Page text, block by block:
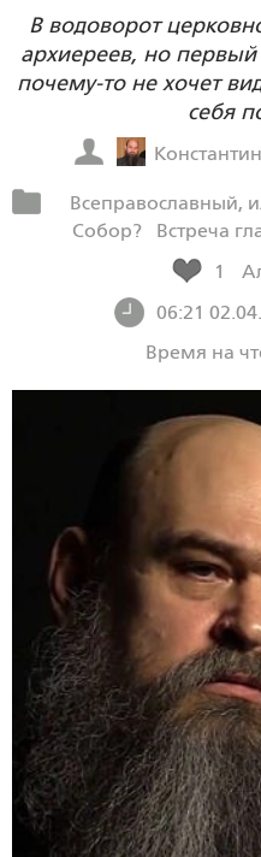
В водоворот
архиереев, но первый
почему-то не хочет
себя
Всеправославный,
Собор?
Встреча
1
06:21
Время на